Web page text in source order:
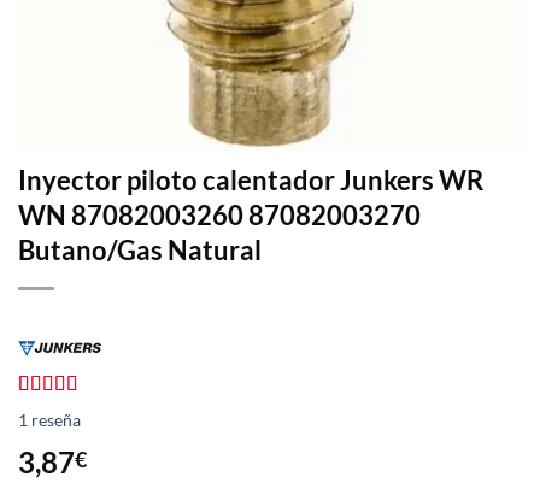
Inyector piloto calentador Junkers WR
WN 87082003260 87082003270
Butano/Gas Natural
Valorado
con5.00
5 en base a
1
valoración
1 reseña
3,87€